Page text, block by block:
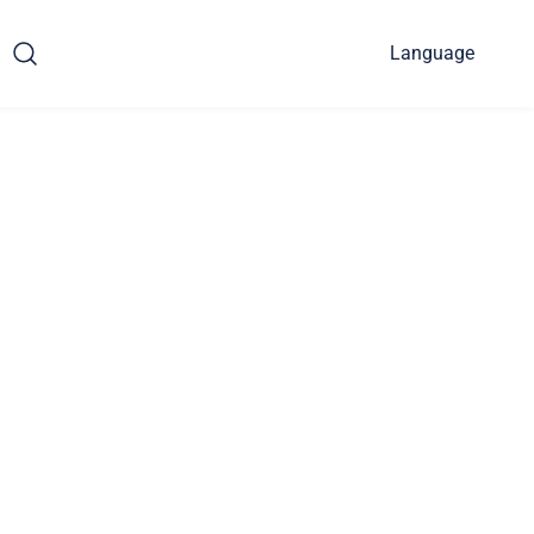
Language